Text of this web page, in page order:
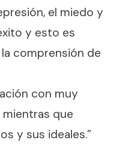
el miedo y
y esto es
comprensión de
con muy
que
y sus ideales.”